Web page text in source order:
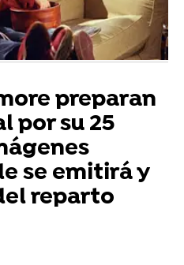
preparan
por su 25
se emitirá y
reparto